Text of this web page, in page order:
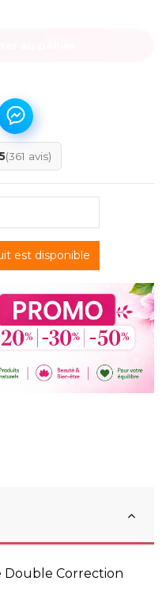
(361 avis)
Double Correction